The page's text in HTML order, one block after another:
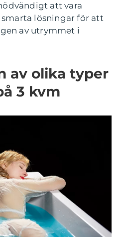
att vara
lösningar för att
av utrymmet i
av olika typer
3 kvm